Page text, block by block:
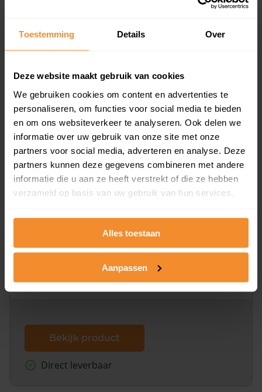
Toestemming Details Over
Deze website maakt gebruik van cookies
We gebruiken cookies om content en advertenties te
personaliseren, om functies voor social media te bieden
en om ons websiteverkeer te analyseren. Ook delen we
informatie over uw gebruik van onze site met onze
partners voor social media, adverteren en analyse. Deze
partners kunnen deze gegevens combineren met andere
informatie die u aan ze heeft verstrekt of die ze hebben
verzameld op basis van uw gebruik van hun services.
Alles toestaan
Aanpassen
koopsommen.
Bekijk product
Direct leverbaar
Kadastrale kaart pakket
Alleen globale ligging perceel
omliggende percelen met de kadastrale erfgrenzen,
dit inclusief de luchtfoto!
Bekijk product
Direct leverbaar